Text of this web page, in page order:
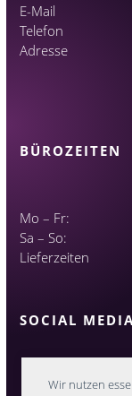
Wir nutzen
E-Mail
Telefon
Adresse
BÜROZEITEN
Mo – Fr:
Sa – So:
Lieferzeiten
SOCIAL MEDIA